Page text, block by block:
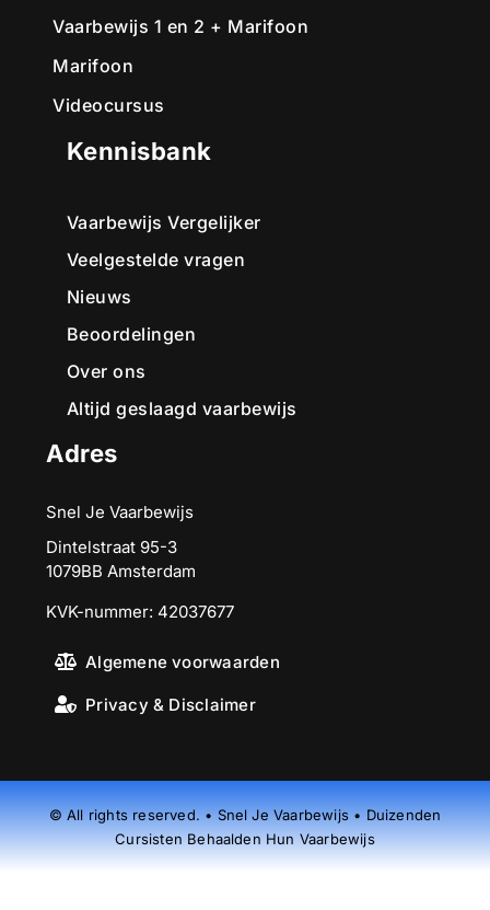
Vaarbewijs 1 en 2 + Marifoon
Marifoon
Videocursus
Kennisbank
Vaarbewijs Vergelijker
Veelgestelde vragen
Nieuws
Beoordelingen
Over ons
Altijd geslaagd vaarbewijs
Adres
Snel Je Vaarbewijs
Dintelstraat 95-3
1079BB Amsterdam
KVK-nummer: 42037677
Algemene voorwaarden
Privacy & Disclaimer
© All rights reserved. • Snel Je Vaarbewijs • Duizenden
Cursisten Behaalden Hun Vaarbewijs